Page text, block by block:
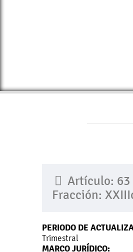
Artículo: 63
Fracción:
PERIODO DE
Trimestral
MARCO JURÍDICO: